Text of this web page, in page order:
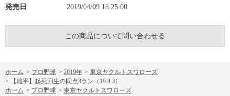
発売日 2019/04/09 18:25:00
この商品について問い合わせる
ホーム > プロ野球 > 2019年 > 東京ヤクルトスワローズ
>
【雄平】起死回生の同点3ラン（19.4.3）
ホーム > プロ野球 > 東京ヤクルトスワローズ